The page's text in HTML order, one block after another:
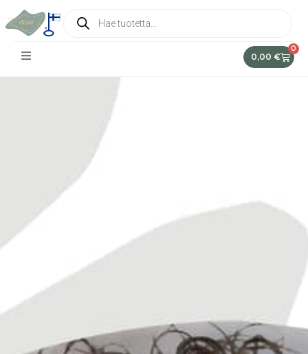
0,00 €
0